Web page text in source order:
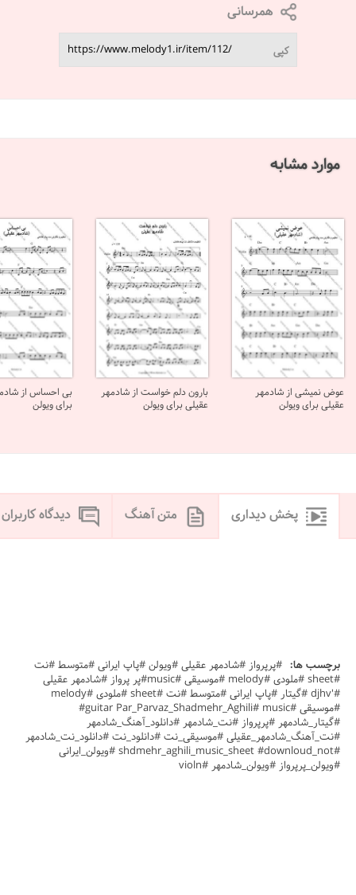
همرسانی
کپی
موارد مشابه
عوض نمیشی از شادمهر
عقیلی برای ویولن
بارون دلم خواست از شادمهر
عقیلی برای ویولن
بی احساس از
برای ویولن
پخش دیداری متن آهنگ دیدگاه کاربران
برچسب ها: #پرپرواز #شادمهر عقیلی #ویولن #پاپ ایرانی #متوسط #نت
#sheet #ملودی #melody #موسیقی #music#پر پرواز #شادمهر عقیلی
#'djhv #گیتار #پاپ ایرانی #متوسط #نت #sheet #ملودی #melody
#موسیقی #guitar Par_Parvaz_Shadmehr_Aghili# music#
#گیتار_شادمهر #پرپرواز #نت_شادمهر #دانلود_آهنگ_شادمهر
#نت_آهنگ_شادمهر_عقیلی #موسیقی_نت #دانلود_نت #دانلود_نت_شادمهر
#shdmehr_aghili_music_sheet #downloud_not #ویولن_ایرانی
#ویولن_پرپرواز #ویولن_شادمهر #violn